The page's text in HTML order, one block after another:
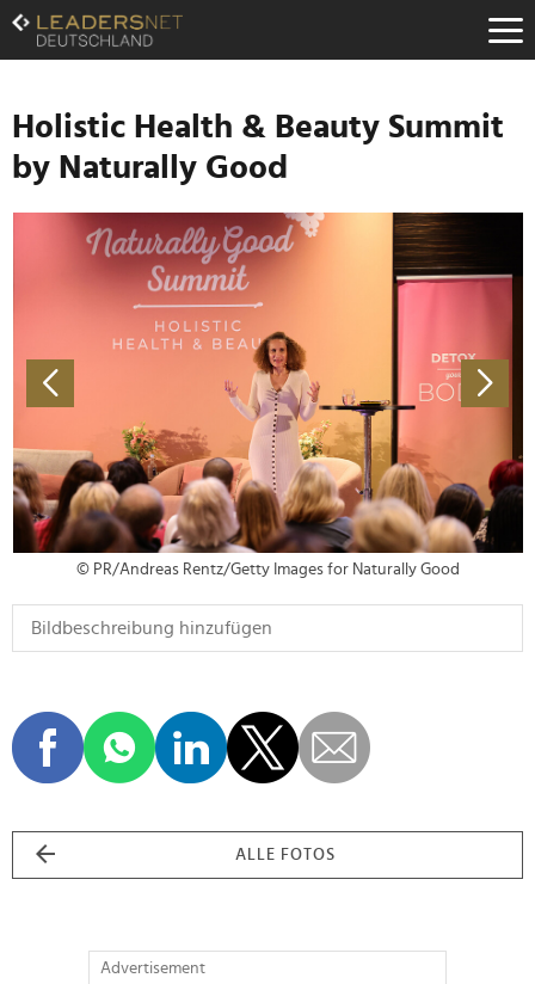
Zum
Inhalt
Zur
Navigation
Zur
Hauptnavigation
Holistic Health & Beauty Summit
by Naturally Good
© PR/Andreas Rentz/Getty Images for Naturally Good
ALLE FOTOS
Advertisement